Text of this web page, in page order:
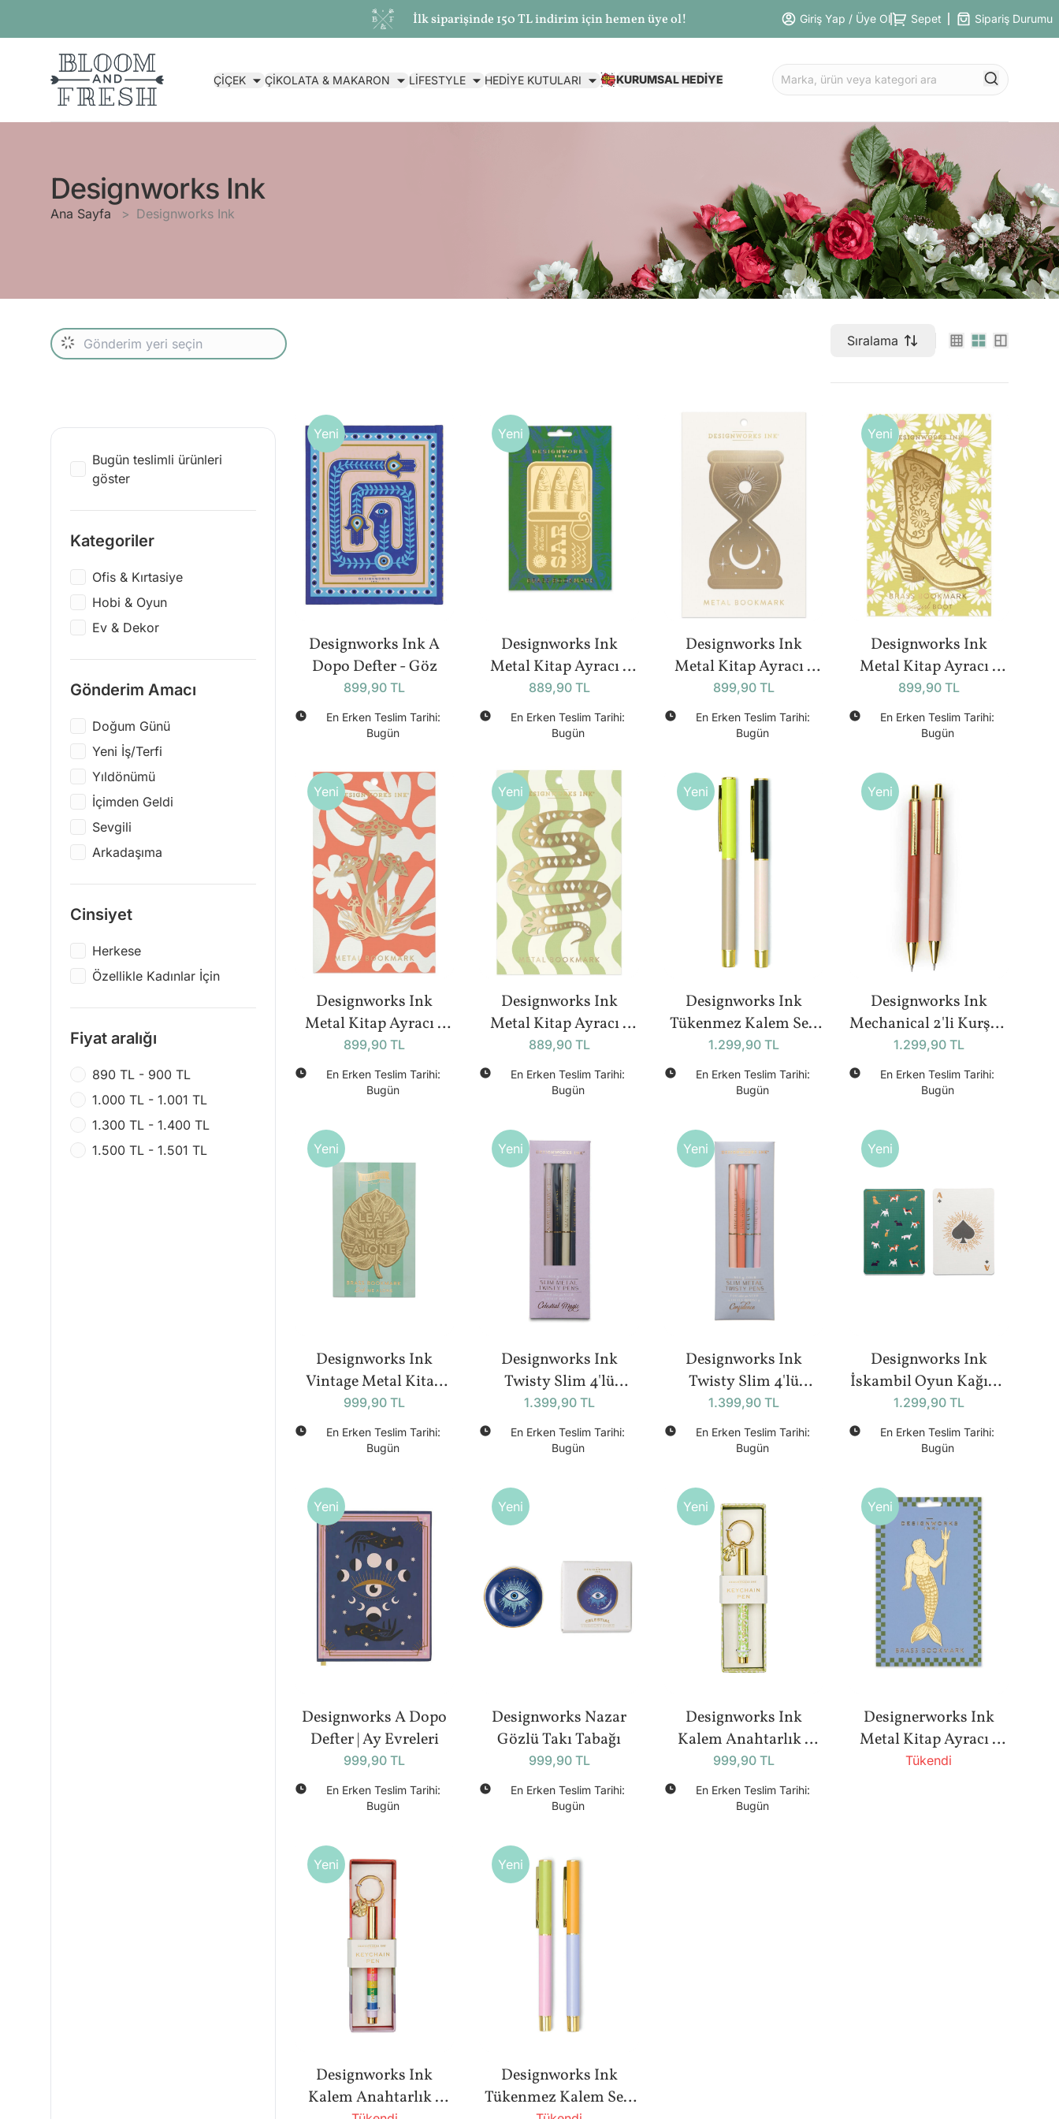
İlk siparişinde 150 TL indirim için hemen üye ol! Giriş Yap / Üye Ol Sepet Sipariş Durumu
ÇİÇEK ÇİKOLATA & MAKARON LİFESTYLE HEDİYE KUTULARI KURUMSAL HEDİYE
Designworks Ink
Ana Sayfa Designworks Ink
Sıralama
Bugün teslimli ürünleri
göster
Kategoriler
Ofis & Kırtasiye
Hobi & Oyun
Ev & Dekor
Gönderim Amacı
Doğum Günü
Yeni İş/Terfi
Yıldönümü
İçimden Geldi
Sevgili
Arkadaşıma
Cinsiyet
Herkese
Özellikle Kadınlar İçin
Fiyat aralığı
890 TL - 900 TL
1.000 TL - 1.001 TL
1.300 TL - 1.400 TL
1.500 TL - 1.501 TL
Yeni
Designworks Ink A
Dopo Defter - Göz
899,90 TL
En Erken Teslim Tarihi:
Bugün
Yeni
Designworks Ink
Metal Kitap Ayracı -
Sardines
889,90 TL
En Erken Teslim Tarihi:
Bugün
Designworks Ink
Metal Kitap Ayracı -
Hourglass
899,90 TL
En Erken Teslim Tarihi:
Bugün
Yeni
Designworks Ink
Metal Kitap Ayracı -
Cowgirl Boot
899,90 TL
En Erken Teslim Tarihi:
Bugün
Yeni
Designworks Ink
Metal Kitap Ayracı -
Mushroom
899,90 TL
En Erken Teslim Tarihi:
Bugün
Yeni
Designworks Ink
Metal Kitap Ayracı -
Mister Slithers
889,90 TL
En Erken Teslim Tarihi:
Bugün
Yeni
Designworks Ink
Tükenmez Kalem Seti
(2'li - Block Pens Off &
White-Taupe)
1.299,90 TL
En Erken Teslim Tarihi:
Bugün
Yeni
Designworks Ink
Mechanical 2'li Kurşun
Kalem Seti (Rosewood
& Blush Set)
1.299,90 TL
En Erken Teslim Tarihi:
Bugün
Yeni
Designworks Ink
Vintage Metal Kitap
Ayracı - Leaf Me Alone
(14cm)
999,90 TL
En Erken Teslim Tarihi:
Bugün
Yeni
Designworks Ink
Twisty Slim 4'lü
Tükenmez Kalem Seti |
Celestial
1.399,90 TL
En Erken Teslim Tarihi:
Bugün
Yeni
Designworks Ink
Twisty Slim 4'lü
Tükenmez Kalem Seti
Blue Confidence
1.399,90 TL
En Erken Teslim Tarihi:
Bugün
Yeni
Designworks Ink
İskambil Oyun Kağıdı |
1 Deste - Dogs
1.299,90 TL
En Erken Teslim Tarihi:
Bugün
Yeni
Designworks A Dopo
Defter | Ay Evreleri
999,90 TL
En Erken Teslim Tarihi:
Bugün
Yeni
Designworks Nazar
Gözlü Takı Tabağı
999,90 TL
En Erken Teslim Tarihi:
Bugün
Yeni
Designworks Ink
Kalem Anahtarlık -
Stay Groovy
999,90 TL
En Erken Teslim Tarihi:
Bugün
Yeni
Designerworks Ink
Metal Kitap Ayracı -
Poseidon
Tükendi
Yeni
Designworks Ink
Kalem Anahtarlık -
Yeni
Designworks Ink
Tükenmez Kalem Seti